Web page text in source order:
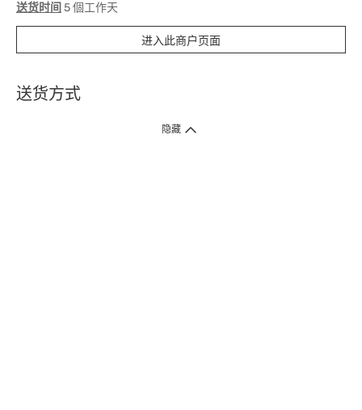
送货时间 5 個工作天
进入此商户页面
送货方式
1. 送货到府（受卫生署条例规管产品除外 ）
隐藏